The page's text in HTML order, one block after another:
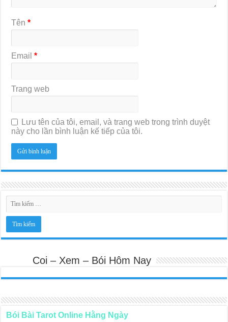
Tên*
Email*
Trang web
Lưu tên của tôi, email, và trang web trong trình duyệt
này cho lần bình luận kế tiếp của tôi.
Coi – Xem – Bói Hôm Nay
Bói Bài Tarot Online Hằng Ngày